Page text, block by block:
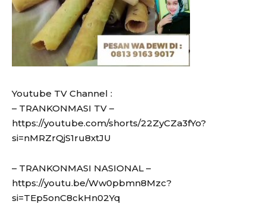
Youtube TV Channel :
– TRANKONMASI TV –
https://youtube.com/shorts/22ZyCZa3fYo?
si=nMRZrQjS1ru8xtJU
– TRANKONMASI NASIONAL –
https://youtu.be/Ww0pbmn8Mzc?
si=TEp5onC8ckHn02Yq